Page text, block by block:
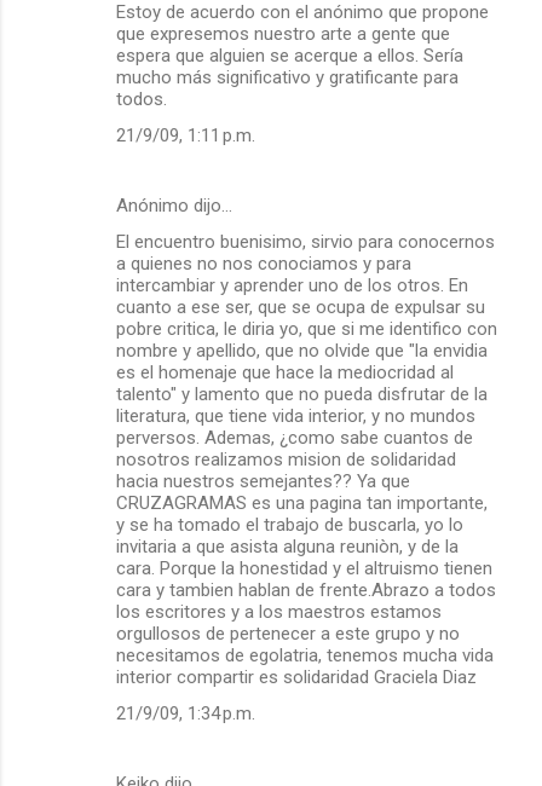
Estoy de acuerdo con el anónimo que propone
que expresemos nuestro arte a gente que
espera que alguien se acerque a ellos. Sería
mucho más significativo y gratificante para
todos.
21/9/09, 1:11 p.m.
Anónimo dijo…
El encuentro buenisimo, sirvio para conocernos
a quienes no nos conociamos y para
intercambiar y aprender uno de los otros. En
cuanto a ese ser, que se ocupa de expulsar su
pobre critica, le diria yo, que si me identifico con
nombre y apellido, que no olvide que "la envidia
es el homenaje que hace la mediocridad al
talento" y lamento que no pueda disfrutar de la
literatura, que tiene vida interior, y no mundos
perversos. Ademas, ¿como sabe cuantos de
nosotros realizamos mision de solidaridad
hacia nuestros semejantes?? Ya que
CRUZAGRAMAS es una pagina tan importante,
y se ha tomado el trabajo de buscarla, yo lo
invitaria a que asista alguna reuniòn, y de la
cara. Porque la honestidad y el altruismo tienen
cara y tambien hablan de frente.Abrazo a todos
los escritores y a los maestros estamos
orgullosos de pertenecer a este grupo y no
necesitamos de egolatria, tenemos mucha vida
interior compartir es solidaridad Graciela Diaz
21/9/09, 1:34 p.m.